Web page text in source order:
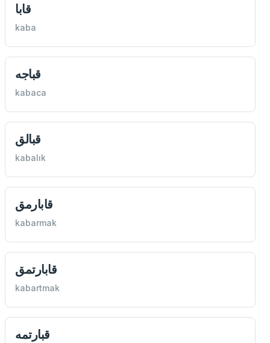
قابا
kaba
قباجه
kabaca
قبالق
kabalık
قابارمق
kabarmak
قابارتمق
kabartmak
قبارتمه